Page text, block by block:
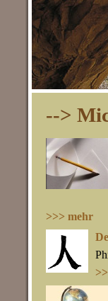
-->
>>> mehr